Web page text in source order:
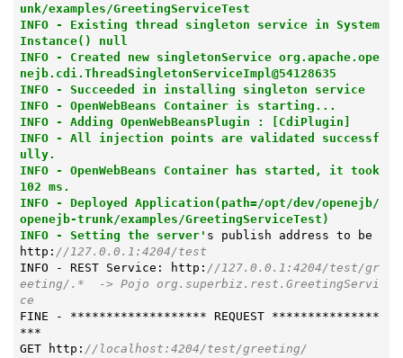
unk/examples/GreetingServiceTest
INFO - Existing thread singleton service in System
Instance() null
INFO - Created new singletonService org.apache.ope
nejb.cdi.ThreadSingletonServiceImpl@54128635
INFO - Succeeded in installing singleton service
INFO - OpenWebBeans Container is starting...
INFO - Adding OpenWebBeansPlugin : [CdiPlugin]
INFO - All injection points are validated successf
ully.
INFO - OpenWebBeans Container has started, it took
102 ms.
INFO - Deployed Application(path=/opt/dev/openejb/
openejb-trunk/examples/GreetingServiceTest)
INFO - Setting the server' s publish address to be
http: //127.0.0.1:4204/test
INFO - REST Service: http: //127.0.0.1:4204/test/gr
eeting/.*  -> Pojo org.superbiz.rest.GreetingServi
ce
FINE - ******************* REQUEST ***************
***
GET http: //localhost:4204/test/greeting/